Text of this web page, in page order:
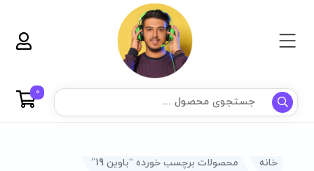
0
خانه محصولات برچسب خورده “باوین 19”